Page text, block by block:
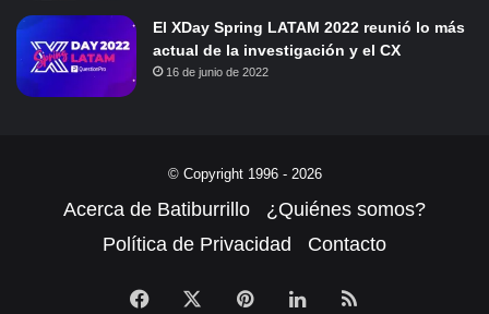
El XDay Spring LATAM 2022 reunió lo más
actual de la investigación y el CX
16 de junio de 2022
© Copyright 1996 - 2026
Acerca de Batiburrillo
¿Quiénes somos?
Política de Privacidad
Contacto
Facebook PinterestLinkedInRSS